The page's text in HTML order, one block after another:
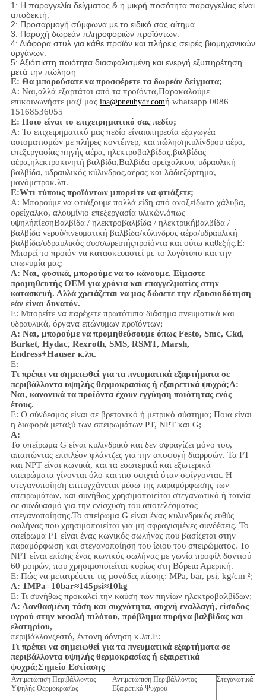
1: Η παραγγελία δείγματος & η μικρή ποσότητα παραγγελίας είναι
αποδεκτή.
2: Προσαρμογή σύμφωνα με το ειδικό σας αίτημα.
3: Παροχή δωρεάν πληροφοριών προϊόντων.
4: Διάφορα στυλ για κάθε προϊόν και πλήρεις σειρές βιομηχανικών
οργάνων.
5: Αξιόπιστη ποιότητα διασφαλισμένη και ενεργή εξυπηρέτηση
μετά την πώληση
Ε: Θα μπορούσατε να προσφέρετε τα δωρεάν δείγματα;
Α: Ναι,αλλά εξαρτάται από τα προϊόντα,Παρακαλούμε
επικοινωνήστε μαζί μας ina@pneuhydr.comή whatsapp 0086
15168536055
Ε: Ποιο είναι το επιχειρηματικό σας πεδίο;
Α: Το επιχειρηματικό μας πεδίο είναιυπηρεσία εξαγωγέα
αυτοματισμών με πλήρες κοντέινερ, και πώλησηκυλίνδρου αέρα,
επεξεργασίας πηγής αέρα, ηλεκτροβαλβίδας,βαλβίδας
αέρα,ηλεκτροκινητή βαλβίδα,Βαλβίδα ορείχαλκου, υδραυλική
βαλβίδα, υδραυλικός κύλινδρος,αέρας και λάδιεξάρτημα,
μανόμετροκ.λπ.
Ε:Wτι τύπους προϊόντων μπορείτε να φτιάξετε;
Α: Μπορούμε να φτιάξουμε πολλά είδη από ανοξείδωτο χάλυβα,
ορείχαλκο, αλουμίνιο επεξεργασία υλικών.όπως
υψηλήπίεσηΒαλβίδα / ηλεκτροβαλβίδα / ηλεκτρικήβαλβίδα /
βαλβίδα νερού/πνευματική βαλβίδα/κύλινδρος αέρα/υδραυλική
βαλβίδα/υδραυλικός συσσωρευτήςπροϊόντα και ούτω καθεξής.Ε:
Μπορεί το προϊόν να κατασκευαστεί με το λογότυπο και την
επωνυμία μας;
Α: Ναι, φυσικά, μπορούμε να το κάνουμε. Είμαστε
προμηθευτής OEM για χρόνια και επαγγελματίες στην
κατασκευή. Αλλά χρειάζεται να μας δώσετε την εξουσιοδότηση
εάν είναι δυνατόν.
Ε: Μπορείτε να παρέχετε πρωτότυπα διάσημα πνευματικά και
υδραυλικά, όργανα επώνυμων προϊόντων;
Α: Ναι, μπορούμε να προμηθεύσουμε όπως Festo, Smc, Ckd,
Burket, Hydac, Rexroth, SMS, RSMT, Marsh,
Endress+Hauser κ.λπ.
Ε:
Τι πρέπει να σημειωθεί για τα πνευματικά εξαρτήματα σε
περιβάλλοντα υψηλής θερμοκρασίας ή εξαιρετικά ψυχρά;Α:
Ναι, κανονικά τα προϊόντα έχουν εγγύηση ποιότητας ενός
έτους.
Ε: Ο σύνδεσμος είναι σε βρετανικό ή μετρικό σύστημα; Ποια είναι
η διαφορά μεταξύ των σπειρωμάτων PT, NPT και G;
Α:
Το σπείρωμα G είναι κυλινδρικό και δεν σφραγίζει μόνο του,
απαιτώντας επιπλέον φλάντζες για την αποφυγή διαρροών. Τα PT
και NPT είναι κωνικά, και τα εσωτερικά και εξωτερικά
σπειρώματα γίνονται όλο και πιο σφιχτά όταν σφίγγονται. Η
στεγανοποίηση επιτυγχάνεται μέσω της παραμόρφωσης των
σπειρωμάτων, και συνήθως χρησιμοποιείται στεγανωτικό ή ταινία
σε συνδυασμό για την ενίσχυση του αποτελέσματος
στεγανοποίησης.Το σπείρωμα G είναι ένας κυλινδρικός ευθύς
σωλήνας που χρησιμοποιείται για μη σφραγισμένες συνδέσεις. Το
σπείρωμα PT είναι ένας κωνικός σωλήνας που βασίζεται στην
παραμόρφωση και στεγανοποίηση του ίδιου του σπειρώματος. Το
NPT είναι επίσης ένας κωνικός σωλήνας με γωνία προφίλ δοντιού
60 μοιρών, που χρησιμοποιείται κυρίως στη Βόρεια Αμερική.
Ε: Πώς να μετατρέψετε τις μονάδες πίεσης: MPa, bar, psi, kg/cm ²;
Α: 1MPa=10bar≈145psi≈10kg
Ε: Τι συνήθως προκαλεί την καύση των πηνίων ηλεκτροβαλβίδων;
Α: Λανθασμένη τάση και συχνότητα, συχνή εναλλαγή, είσοδος
υγρού στην κεφαλή πιλότου, πρόβλημα πυρήνα βαλβίδας και
ελατηρίου,
περιβάλλονζεστό, έντονη δόνηση κ.λπ.Ε:
Τι πρέπει να σημειωθεί για τα πνευματικά εξαρτήματα σε
περιβάλλοντα υψηλής θερμοκρασίας ή εξαιρετικά
ψυχρά;Σημείο Εστίασης
Αντιμετώπιση Περιβάλλοντος
Υψηλής Θερμοκρασίας
Αντιμετώπιση Περιβάλλοντος
Εξαιρετικά Ψυχρού
Στεγανωτικά